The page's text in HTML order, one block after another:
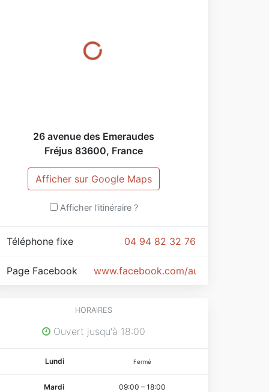
26 avenue des Emeraudes
Fréjus 83600, France
Afficher sur Google Maps
Afficher l'itinéraire ?
04 94 82 32 76
Téléphone fixe
www.facebook.com/audrey83600
Page Facebook
HORAIRES
Ouvert jusqu'à 18:00
Lundi Fermé
Mardi 09:00 – 18:00